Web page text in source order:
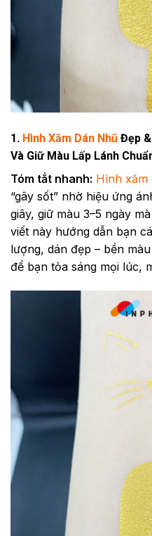
1. Hình Xăm Dán Nhũ Đẹp
Và Giữ Màu Lấp Lánh
Tóm tắt nhanh: Hình xăm
“gây sốt” nhờ hiệu ứng
giây, giữ màu 3–5 ngày mà
viết này hướng dẫn bạn
lượng, dán đẹp – bền
để bạn tỏa sáng mọi lúc,